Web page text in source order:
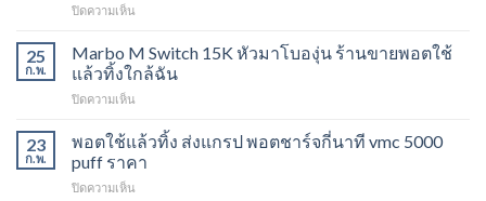
ปิดความเห็น
Switch
15K
วิธี
ดูด
ไม่
ให้
หัว
25
ก.พ.
Marbo M Switch 15K หัวมาโบองุ่น ร้านขายพอตใช้
แล้วทิ้งใกล้ฉัน
ปิดความเห็น
M
Switch
15K
หัว
23
ก.พ.
พอตใช้แล้วทิ้ง ส่งแกรป พอตชาร์จกี่นาที vmc 5000
puff ราคา
ปิดความเห็น